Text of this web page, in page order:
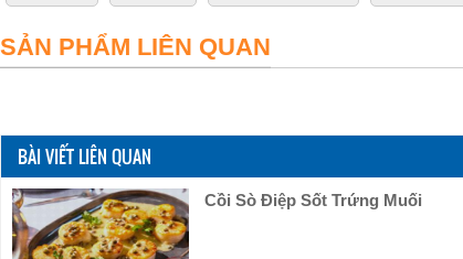
SẢN PHẨM LIÊN QUAN
BÀI VIẾT LIÊN QUAN
Cồi Sò Điệp Sốt Trứng Muối